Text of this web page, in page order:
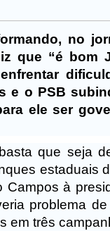
no
que “é bom
e o PSB
ele ser
que seja
estaduais
Campos à
problema
em três